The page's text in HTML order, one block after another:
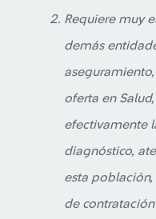
Requiere muy
demás
oferta en
efectivamente
diagnóstico,
esta
de